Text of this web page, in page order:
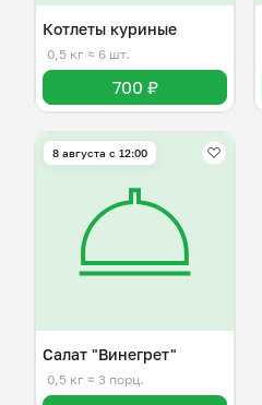
Котлеты куриные
0,5 кг ≈ 6 шт.
700 ₽
8 августа с 12:00
Салат "Винегрет"
0,5 кг ≈ 3 порц.